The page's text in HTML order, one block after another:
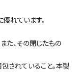
れています。
た、その閉じたもの
包されていること。本製